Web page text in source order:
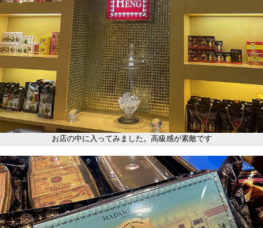
お店の中に入ってみました。高級感が素敵です